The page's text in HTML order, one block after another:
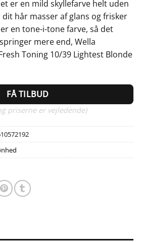
kr..
er:
116,25 kr..
er en mild skyllefarve helt uden
hår masser af glans og frisker
en tone-i-tone farve, så det
mere end, Wella
Toning 10/39 Lightest Blonde
FÅ TILBUD
priserne er vejledende)